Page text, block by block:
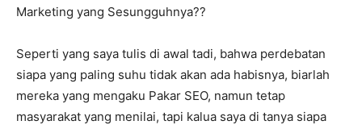
Marketing yang Sesungguhnya??
Seperti yang saya tulis di awal tadi, bahwa perdebatan
siapa yang paling suhu tidak akan ada habisnya, biarlah
mereka yang mengaku Pakar SEO, namun tetap
masyarakat yang menilai, tapi kalua saya di tanya siapa